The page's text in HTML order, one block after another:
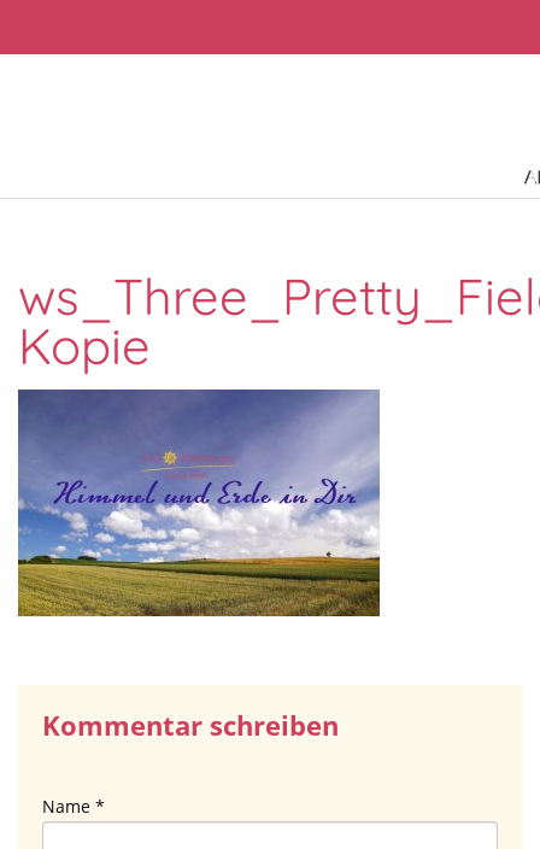
Kopie
Kommentar schreiben
Name *